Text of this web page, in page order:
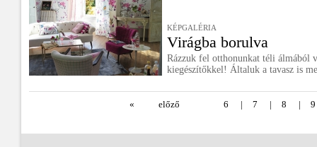
KÉPGALÉRIA
Virágba borulva
Rázzuk fel otthonunkat téli álmából
kiegészítőkkel! Általuk a tavasz is
« előző 6 | 7 | 8 | 9